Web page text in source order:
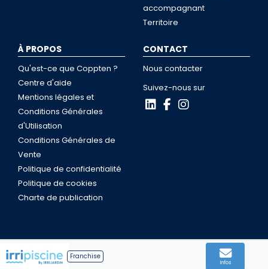
Franchise
Infos
accompagnant
Territoire
À PROPOS
Qu'est-ce que Coppten ?
Centre d'aide
Mentions légales et
Conditions Générales
d'Utilisation
Conditions Générales de
Vente
Politique de confidentialité
Politique de cookies
Charte de publication
CONTACT
Nous contacter
Suivez-nous sur
Coppten © 2026